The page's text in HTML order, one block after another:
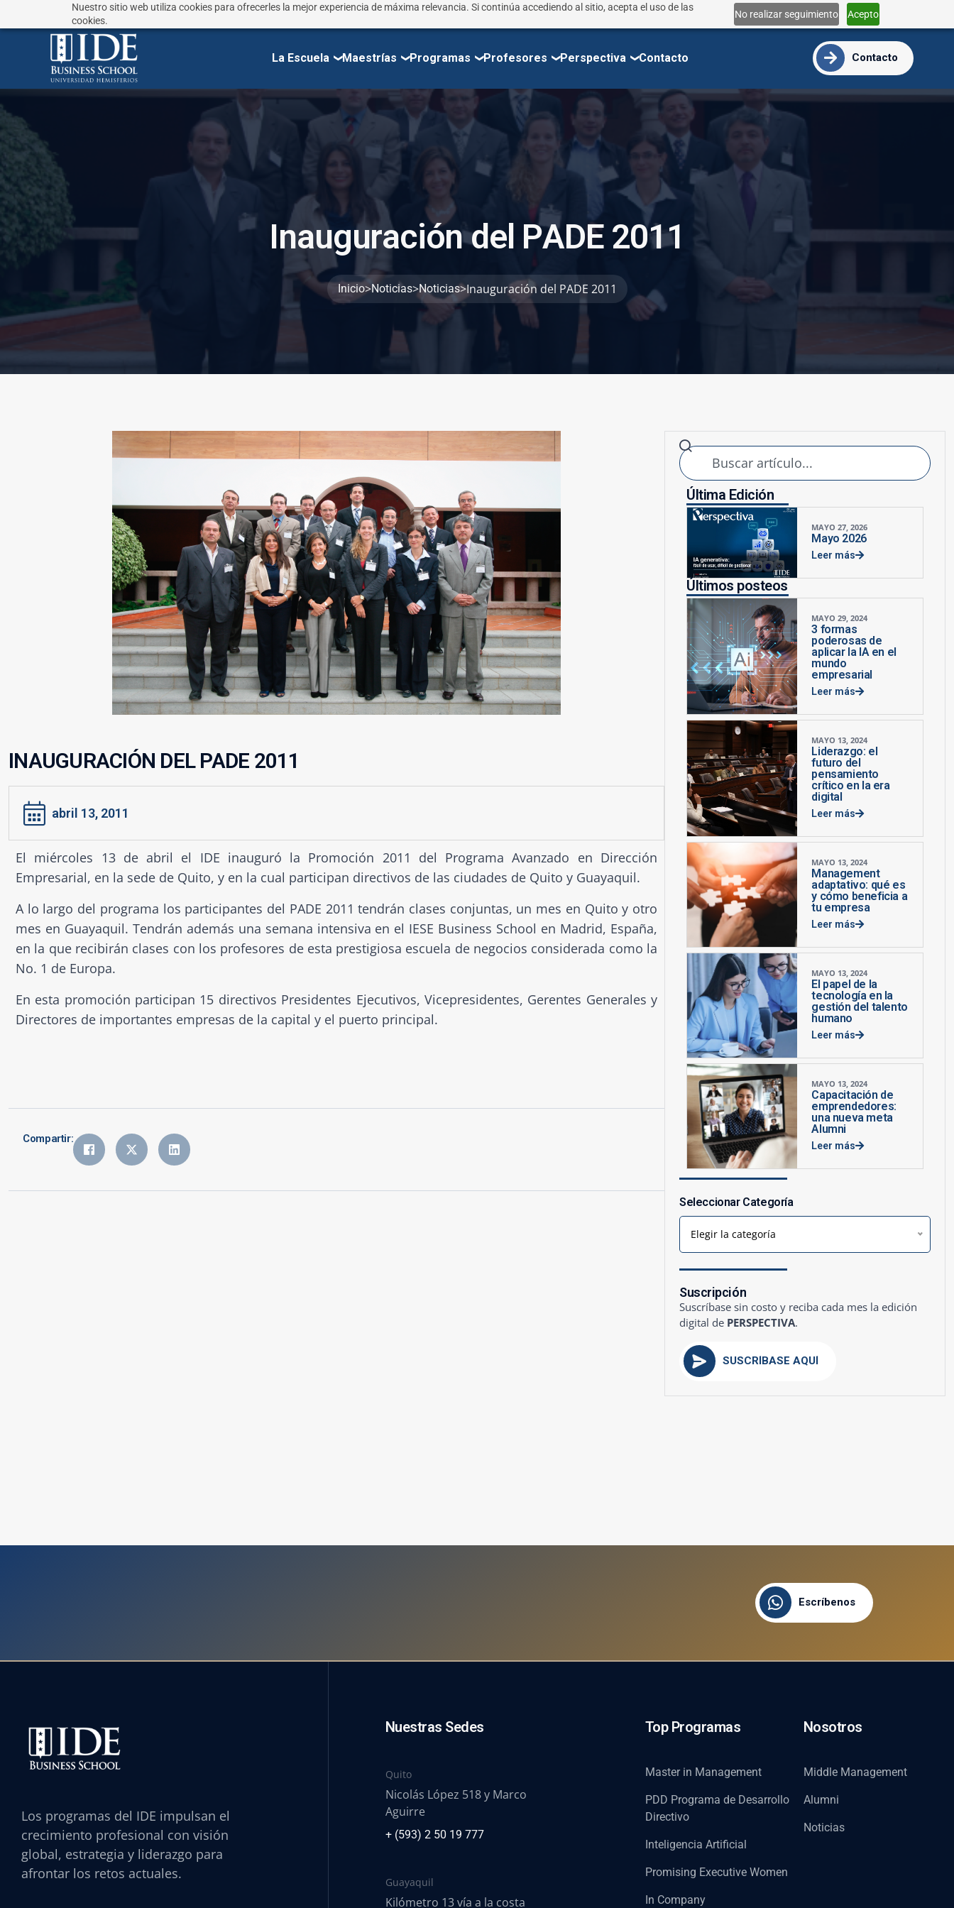
Nuestro sitio web utiliza cookies para ofrecerles la mejor experiencia de máxima relevancia. Si continúa accediendo al sitio, acepta el uso de las
cookies.
No realizar seguimiento Acepto
¿No sabes que estudiar?Responde estas preguntas Lun - Vie 9:00 - 18:00 info@ide.edu.ec
La Escuela Maestrías Programas Profesores Perspectiva Contacto Contacto
Inauguracióndel PADE 2011
Inicio>Noticias>Noticias>Inauguración del PADE 2011
INAUGURACIÓN DEL PADE 2011
abril 13, 2011
El miércoles 13 de abril el IDE inauguró la Promoción 2011 del Programa Avanzado en Dirección
Empresarial, en la sede de Quito, y en la cual participan directivos de las ciudades de Quito y Guayaquil.
A lo largo del programa los participantes del PADE 2011 tendrán clases conjuntas, un mes en Quito y otro
mes en Guayaquil. Tendrán además una semana intensiva en el IESE Business School en Madrid, España,
en la que recibirán clases con los profesores de esta prestigiosa escuela de negocios considerada como la
No. 1 de Europa.
En esta promoción participan 15 directivos Presidentes Ejecutivos, Vicepresidentes, Gerentes Generales y
Directores de importantes empresas de la capital y el puerto principal.
Compartir:
Última Edición
MAYO 27, 2026
Mayo 2026
Leer más
Últimos posteos
MAYO 29, 2024
3 formas
poderosas de
aplicar la IA en el
mundo
empresarial
Leer más
MAYO 13, 2024
Liderazgo: el
futuro del
pensamiento
crítico en la era
digital
Leer más
MAYO 13, 2024
Management
adaptativo: qué es
y cómo beneficia a
tu empresa
Leer más
MAYO 13, 2024
El papel de la
tecnología en la
gestión del talento
humano
Leer más
MAYO 13, 2024
Capacitación de
emprendedores:
una nueva meta
Alumni
Leer más
Seleccionar Categoría
Elegir la categoría
Suscripción
Suscríbase sin costo y reciba cada mes la edición
digital de PERSPECTIVA.
SUSCRÍBASE AQUÍ
Escríbenos
Los programas del IDE impulsan el
crecimiento profesional con visión
global, estrategia y liderazgo para
afrontar los retos actuales.
Nuestras Sedes
Quito
Nicolás López 518 y Marco
Aguirre
+ (593) 2 50 19 777
Guayaquil
Kilómetro 13 vía a la costa
Top Programas
Master in Management
PDD Programa de Desarrollo
Directivo
Inteligencia Artificial
Promising Executive Women
In Company
Nosotros
Middle Management
Alumni
Noticias